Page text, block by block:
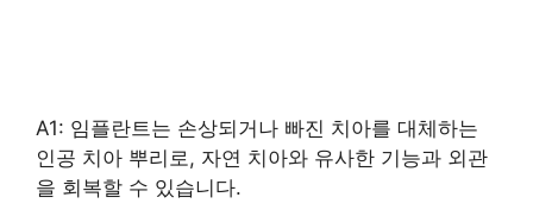
A1: 임플란트는 손상되거나 빠진 치아를 대체하는
인공 치아 뿌리로, 자연 치아와 유사한 기능과 외관
을 회복할 수 있습니다.